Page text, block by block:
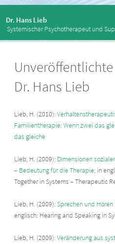
Dr. Hans Lieb
Systemischer Psychotherapeut und
Dr. Hans Lieb
Lieb, H. (2010):
Familientherapie: Wenn zwei das
das gleiche
Lieb, H. (2009): Dimensionen
– Bedeutung für die Therapie; in
Together in Systems – Therapeutic
Lieb, H. (2009): Sprechen und
englisch: Hearing and Speaking in
Lieb, H. (2009): Veränderung aus